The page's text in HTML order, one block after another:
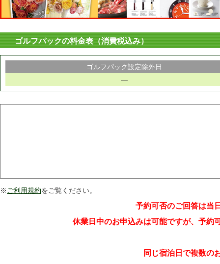
ゴルフパックの料金表（消費税込み）
ゴルフパック設定除外日
―
※ ご利用規約をご覧ください。
予約可否のご回答は当
休業日中のお申込みは可能ですが、予約
同じ宿泊日で複数の